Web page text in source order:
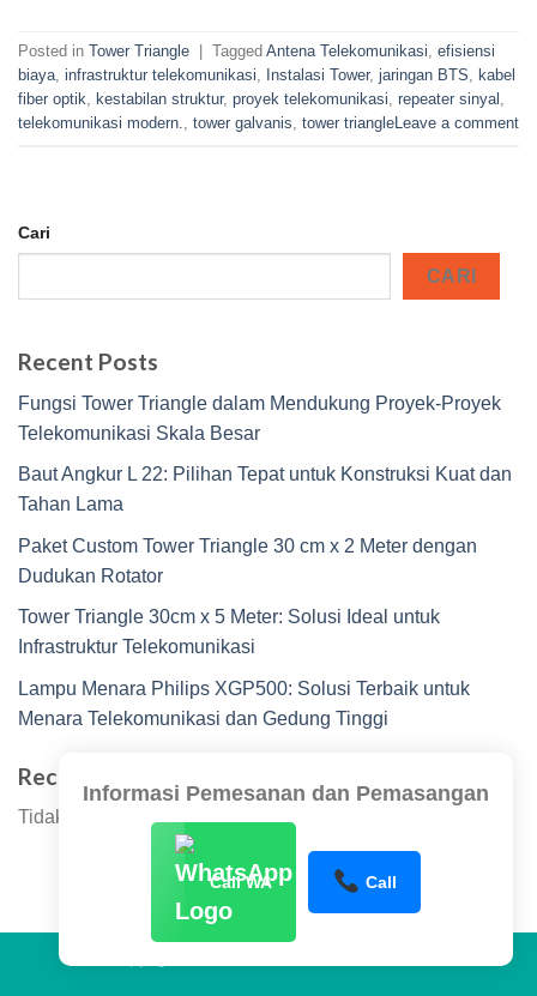
Posted in Tower Triangle Tagged Antena Telekomunikasi efisiensi
biaya infrastruktur telekomunikasi Instalasi Tower, jaringan BTS
kabel
fiber optik
kestabilan struktur, proyek telekomunikasi repeater sinyal
telekomunikasi modern.
tower galvanis tower triangle Leave a comment
Cari
CARI
Recent Posts
Fungsi Tower Triangle dalam Mendukung Proyek-Proyek
Telekomunikasi Skala Besar
Baut Angkur L 22: Pilihan Tepat untuk Konstruksi Kuat dan
Tahan Lama
Paket Custom Tower Triangle 30 cm x 2 Meter dengan
Dudukan Rotator
Tower Triangle 30cm x 5 Meter: Solusi Ideal untuk
Infrastruktur Telekomunikasi
Lampu Menara Philips XGP500: Solusi Terbaik untuk
Menara Telekomunikasi dan Gedung Tinggi
Recent Comments
Tidak ada komentar untuk ditampilkan.
Informasi Pemesanan dan Pemasangan
Call WA Call